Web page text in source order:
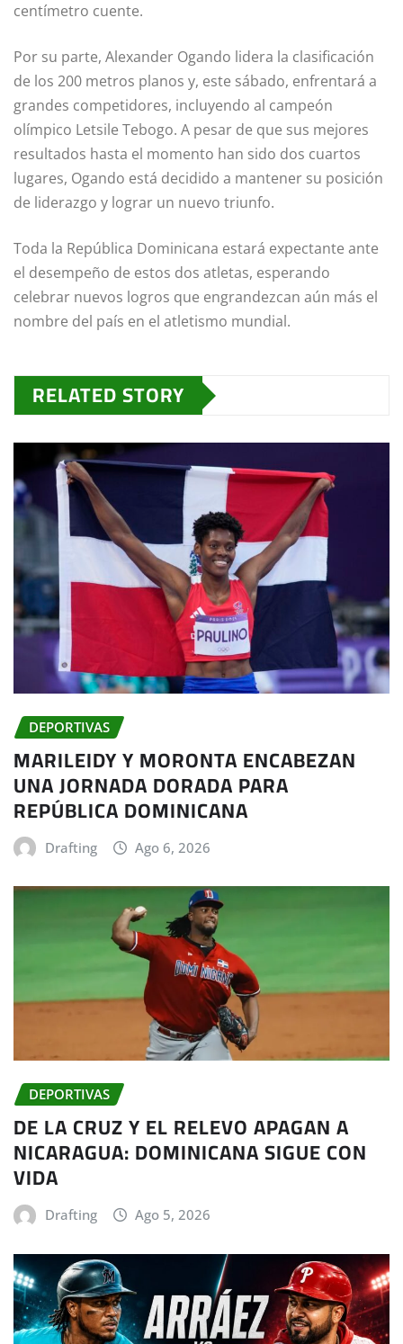
centímetro cuente.
Por su parte, Alexander Ogando lidera la clasificación
de los 200 metros planos y, este sábado, enfrentará a
grandes competidores, incluyendo al campeón
olímpico Letsile Tebogo. A pesar de que sus mejores
resultados hasta el momento han sido dos cuartos
lugares, Ogando está decidido a mantener su posición
de liderazgo y lograr un nuevo triunfo.
Toda la República Dominicana estará expectante ante
el desempeño de estos dos atletas, esperando
celebrar nuevos logros que engrandezcan aún más el
nombre del país en el atletismo mundial.
RELATED STORY
DEPORTIVAS
MARILEIDY Y MORONTA ENCABEZAN
UNA JORNADA DORADA PARA
REPÚBLICA DOMINICANA
Drafting Ago 6, 2026
DEPORTIVAS
DE LA CRUZ Y EL RELEVO APAGAN A
NICARAGUA: DOMINICANA SIGUE CON
VIDA
Drafting Ago 5, 2026